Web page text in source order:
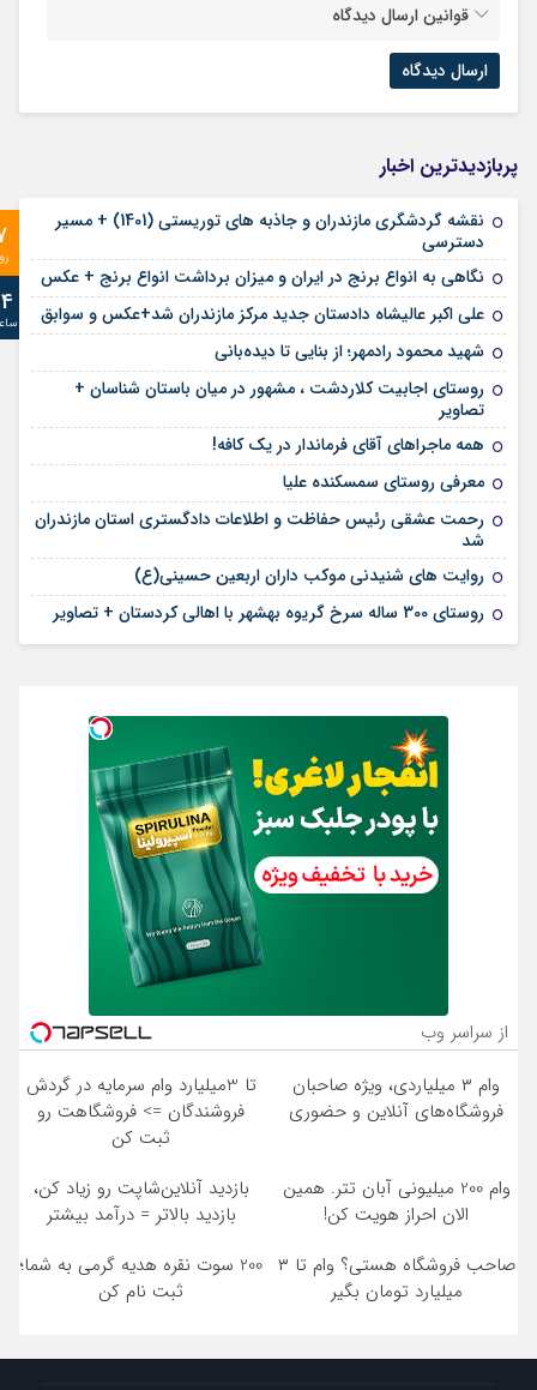
قوانین ارسال دیدگاه
پربازدیدترین اخبار
نقشه گردشگری مازندران و جاذبه های توریستی (1401) + مسیر
دسترسی
نگاهی به انواع برنج در ایران و میزان برداشت انواع برنج + عکس
علی‌ اکبر عالیشاه دادستان جدید مرکز مازندران شد+عکس و سوابق
شهید محمود رادمهر؛ از بنایی تا دیده‌بانی
روستای اجابیت کلاردشت ، مشهور در میان باستان شناسان +
تصاویر
همه ماجراهای آقای فرماندار در یک کافه!
معرفی روستای سمسکنده علیا
رحمت عشقی رئیس حفاظت و اطلاعات دادگستری استان مازندران
شد
روایت های شنیدنی موکب داران اربعین حسینی(ع)
روستای 300 ساله سرخ ‌گریوه بهشهر با اهالی کردستان + تصاویر
از سراسر وب
وام ۳ میلیاردی، ویژه صاحبان
فروشگاه‌های آنلاین و حضوری
تا 3میلیارد وام سرمایه در گردش
فروشندگان => فروشگاهت رو
ثبت کن
وام 200 میلیونی آبان تتر. همین
الان احراز هویت کن!
بازدید آنلاین‌شاپت رو زیاد کن،
بازدید بالاتر = درآمد بیشتر
صاحب فروشگاه هستی؟ وام تا ۳
میلیارد تومان بگیر
200 سوت نقره هدیه گرمی به شما؛
ثبت نام کن